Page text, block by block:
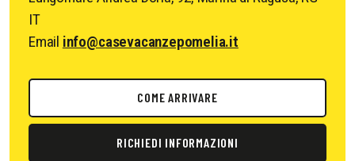
IT
Email info@casevacanzepomelia.it
COME ARRIVARE
RICHIEDI INFORMAZIONI